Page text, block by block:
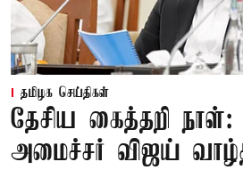
தமிழக செய்திகள்
தேசிய கைத்தறி நாள்:
அமைச்சர் விஜய்